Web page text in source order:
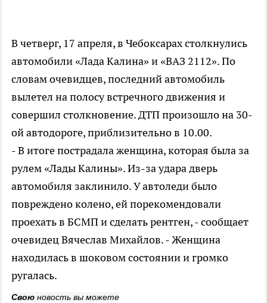
В четверг, 17 апреля, в Чебоксарах столкнулись
автомобили «Лада Калина» и «ВАЗ 2112». По
словам очевидцев, последний автомобиль
вылетел на полосу встречного движения и
совершил столкновение. ДТП произошло на 30-
ой автодороге, приблизительно в 10.00.
- В итоге пострадала женщина, которая была за
рулем «Лады Калины». Из-за удара дверь
автомобиля заклинило. У автоледи было
повреждено колено, ей порекомендовали
проехать в БСМП и сделать рентген, - сообщает
очевидец Вячеслав Михайлов. - Женщина
находилась в шоковом состоянии и громко
ругалась.
Свою новость вы можете